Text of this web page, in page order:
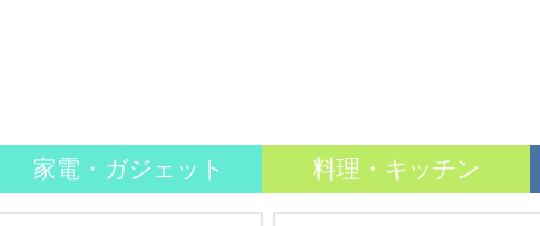
家電・ガジェット 料理・キッチン